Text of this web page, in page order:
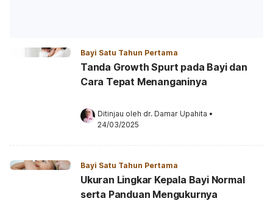
Bayi Satu Tahun Pertama
Tanda Growth Spurt pada Bayi dan
Cara Tepat Menanganinya
Ditinjau oleh dr. Damar Upahita •
24/03/2025
Bayi Satu Tahun Pertama
Ukuran Lingkar Kepala Bayi Normal
serta Panduan Mengukurnya